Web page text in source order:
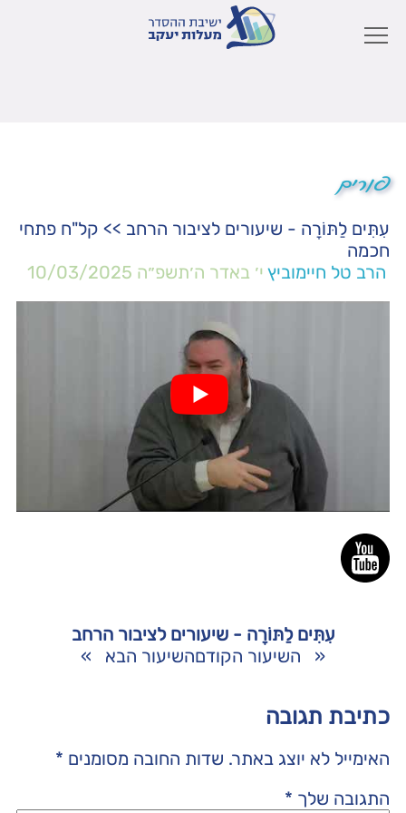
פורים
עִתִּים לַתּוֹרָה - שיעורים לציבור הרחב >> קל"ח פתחי
חכמה
הרב טל חיימוביץ י׳ באדר ה׳תשפ״ה 10/03/2025
עִתִּים לַתּוֹרָה - שיעורים לציבור הרחב
« השיעור הקודםהשיעור הבא »
כתיבת תגובה
האימייל לא יוצג באתר. שדות החובה מסומנים *
התגובה שלך *